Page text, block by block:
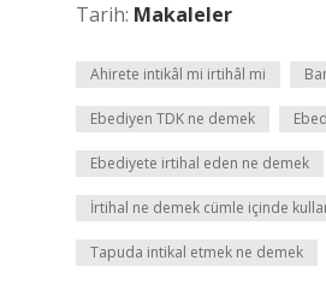
Tarih: Makaleler
Ahirete intikâl mi irtihâl mi
Ebediyen TDK ne demek
Ebediyete irtihal eden ne demek
İrtihal ne demek cümle içinde
Tapuda intikal etmek ne demek